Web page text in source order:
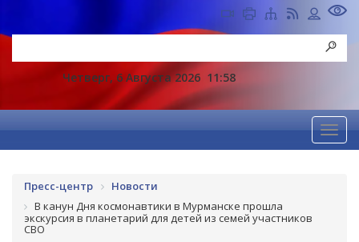
Четверг, 6 Августа 2026 11:58
Пресс-центр
Новости
В канун Дня космонавтики в Мурманске прошла
экскурсия в планетарий для детей из семей участников
СВО